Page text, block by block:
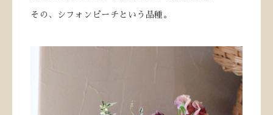
その、シフォンピーチという品種。